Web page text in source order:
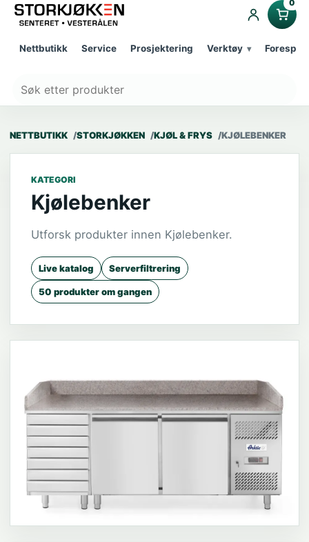
Nettbutikk Service Prosjektering Verktøy
0
NETTBUTIKK STORKJØKKEN KJØL & FRYS KJØLEBENKER
KATEGORI
Kjølebenker
Utforsk produkter innen Kjølebenker.
Live katalog Serverfiltrering
50 produkter om gangen